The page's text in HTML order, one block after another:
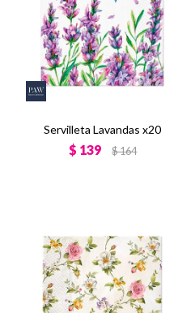
Servilleta Lavandas x20
$ 139 $164